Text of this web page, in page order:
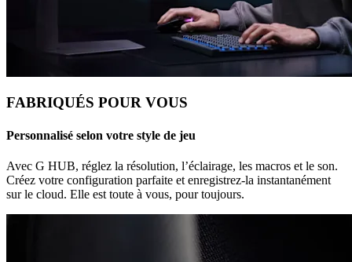
FABRIQUÉS POUR VOUS
Personnalisé selon votre style de jeu
Avec G HUB, réglez la résolution, l’éclairage, les macros et le son.
Créez votre configuration parfaite et enregistrez-la instantanément
sur le cloud. Elle est toute à vous, pour toujours.